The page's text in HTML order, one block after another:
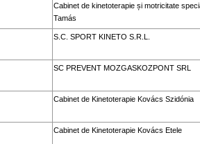
Cabinet de kinetoterapie și motricitate
Tamás
S.C. SPORT KINETO S.R.L.
SC PREVENT MOZGASKOZPONT SRL
Cabinet de Kinetoterapie Kovács Szidónia
Cabinet de Kinetoterapie Kovács Etele